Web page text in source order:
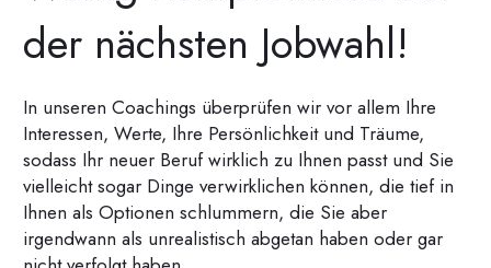
der nächsten Jobwahl!
In unseren Coachings überprüfen wir vor allem Ihre
Interessen, Werte, Ihre Persönlichkeit und Träume,
sodass Ihr neuer Beruf wirklich zu Ihnen passt und Sie
vielleicht sogar Dinge verwirklichen können, die tief in
Ihnen als Optionen schlummern, die Sie aber
irgendwann als unrealistisch abgetan haben oder gar